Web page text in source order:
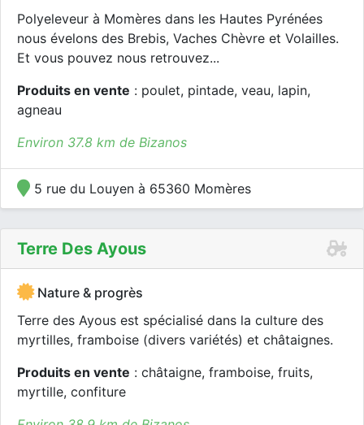
Polyeleveur à Momères dans les Hautes Pyrénées
nous évelons des Brebis, Vaches Chèvre et Volailles.
Et vous pouvez nous retrouvez...
Produits en vente : poulet, pintade, veau, lapin,
agneau
Environ 37.8 km de Bizanos
5 rue du Louyen à 65360 Momères
Terre Des Ayous
Nature & progrès
Terre des Ayous est spécialisé dans la culture des
myrtilles, framboise (divers variétés) et châtaignes.
Produits en vente : châtaigne, framboise, fruits,
myrtille, confiture